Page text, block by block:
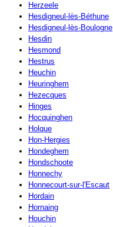
Herzeele
Hesdigneul-lès-Béthune
Hesdigneul-lès-Boulogne
Hesdin
Hesmond
Hestrus
Heuchin
Heuringhem
Hezecques
Hinges
Hocquinghen
Holque
Hon-Hergies
Hondeghem
Hondschoote
Honnechy
Honnecourt-sur-l'Escaut
Hordain
Hornaing
Houchin